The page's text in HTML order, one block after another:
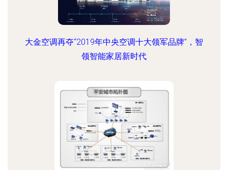
大金空调再夺“2019年中央空调十大领军品牌”，智
领智能家居新时代